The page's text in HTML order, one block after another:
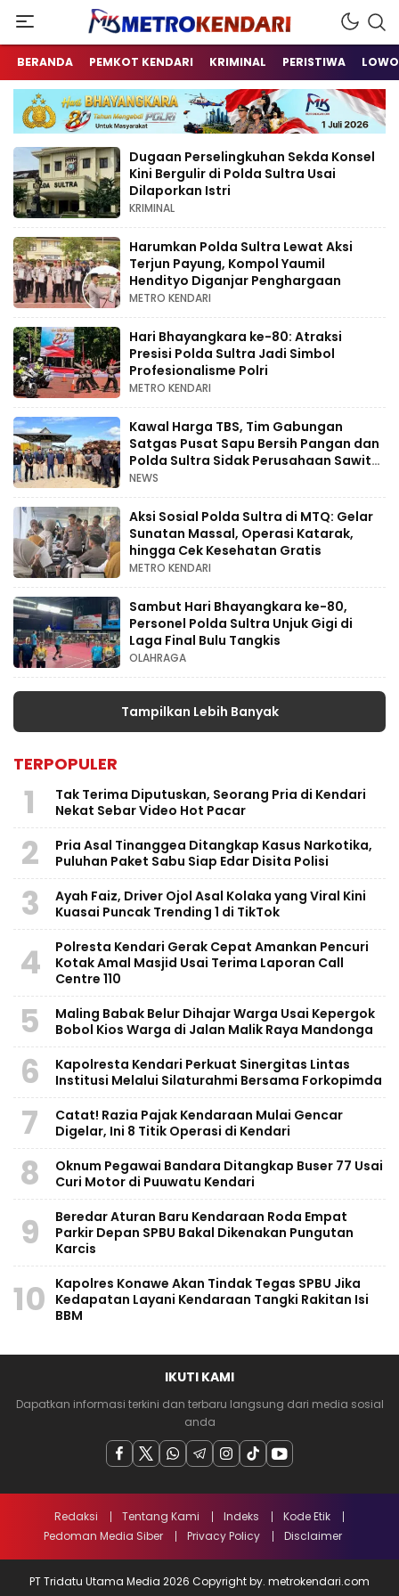
metrokendari
Berita Terkini Sulawesi Tenggara
BERANDA PEMKOT KENDARI KRIMINAL PERISTIWA
Dugaan Perselingkuhan Sekda Konsel
Kini Bergulir di Polda Sultra Usai
Dilaporkan Istri
KRIMINAL
Harumkan Polda Sultra Lewat Aksi
Terjun Payung, Kompol Yaumil
Hendityo Diganjar Penghargaan
METRO KENDARI
Hari Bhayangkara ke-80: Atraksi
Presisi Polda Sultra Jadi Simbol
Profesionalisme Polri
METRO KENDARI
Kawal Harga TBS, Tim Gabungan
Satgas Pusat Sapu Bersih Pangan dan
Polda Sultra Sidak Perusahaan Sawit
di Konsel
NEWS
Aksi Sosial Polda Sultra di MTQ: Gelar
Sunatan Massal, Operasi Katarak,
hingga Cek Kesehatan Gratis
METRO KENDARI
Sambut Hari Bhayangkara ke-80,
Personel Polda Sultra Unjuk Gigi di
Laga Final Bulu Tangkis
OLAHRAGA
Tampilkan Lebih Banyak
TERPOPULER
1
Tak Terima Diputuskan, Seorang Pria di Kendari
Nekat Sebar Video Hot Pacar
2
Pria Asal Tinanggea Ditangkap Kasus Narkotika,
Puluhan Paket Sabu Siap Edar Disita Polisi
3
Ayah Faiz, Driver Ojol Asal Kolaka yang Viral Kini
Kuasai Puncak Trending 1 di TikTok
4
Polresta Kendari Gerak Cepat Amankan Pencuri
Kotak Amal Masjid Usai Terima Laporan Call
Centre 110
5
Maling Babak Belur Dihajar Warga Usai Kepergok
Bobol Kios Warga di Jalan Malik Raya Mandonga
6
Kapolresta Kendari Perkuat Sinergitas Lintas
Institusi Melalui Silaturahmi Bersama Forkopimda
7
Catat! Razia Pajak Kendaraan Mulai Gencar
Digelar, Ini 8 Titik Operasi di Kendari
8
Oknum Pegawai Bandara Ditangkap Buser 77 Usai
Curi Motor di Puuwatu Kendari
9
Beredar Aturan Baru Kendaraan Roda Empat
Parkir Depan SPBU Bakal Dikenakan Pungutan
Karcis
10
Kapolres Konawe Akan Tindak Tegas SPBU Jika
Kedapatan Layani Kendaraan Tangki Rakitan Isi
BBM
IKUTI KAMI
Dapatkan informasi terkini dan terbaru langsung dari media sosial
anda
Redaksi Tentang Kami Indeks
Kode Etik
Pedoman Media Siber
Privacy Policy Disclaimer
PT Tridatu Utama Media 2026 Copyright by. metrokendari.com